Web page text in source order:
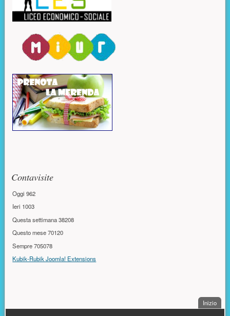
Contavisite
Oggi962
Ieri 1003
Questa settimana38208
Questo mese70120
Sempre705078
Kubik-Rubik Joomla! Extensions
Inizio.